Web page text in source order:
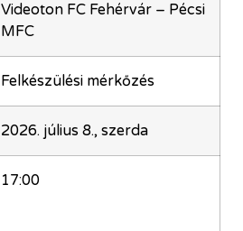
Videoton FC Fehérvár – Pécsi
MFC
Felkészülési mérkőzés
2026. július 8., szerda
17:00